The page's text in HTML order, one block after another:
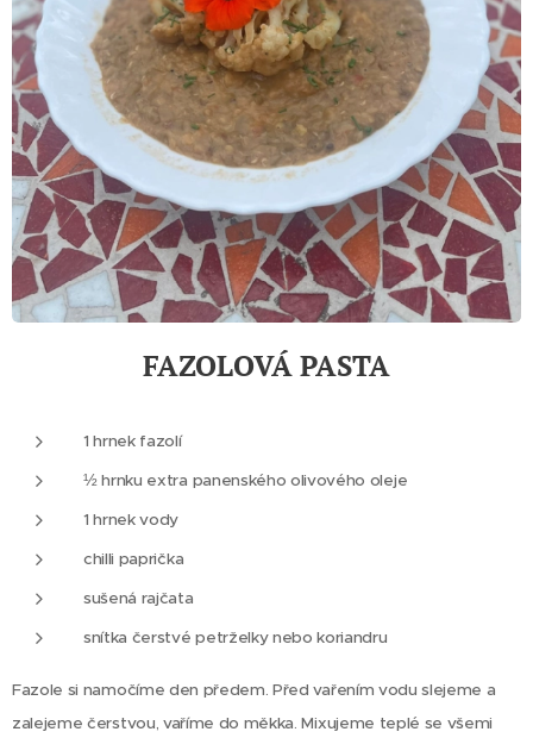
FAZOLOVÁ PASTA
1 hrnek fazolí
½ hrnku extra panenského olivového oleje
1 hrnek vody
chilli paprička
sušená rajčata
snítka čerstvé petrželky nebo koriandru
Fazole si namočíme den předem. Před vařením vodu slejeme a
zalejeme čerstvou, vaříme do měkka. Mixujeme teplé se všemi